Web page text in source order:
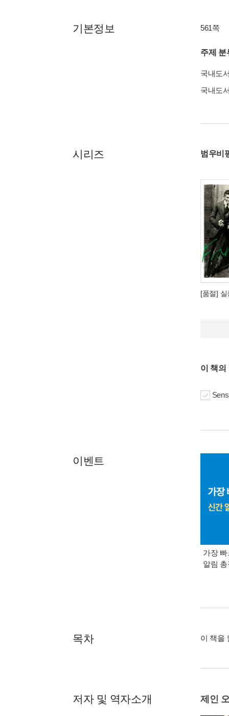
기본정보 561쪽
주제 분
국내도
국내도
시리즈 범우비
[품절] 실
이 책의
이벤트
가장
알림
목차 이 책을
저자 및 역자소개 제인